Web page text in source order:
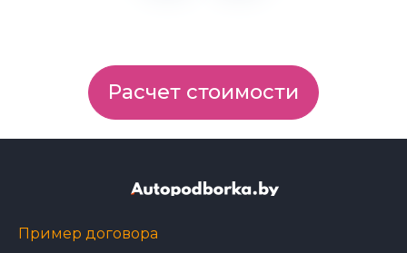
Расчет стоимости
Пример договора